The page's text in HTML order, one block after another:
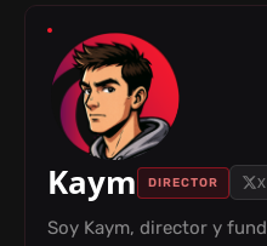
Kaym DIRECTOR X
Soy Kaym, director y